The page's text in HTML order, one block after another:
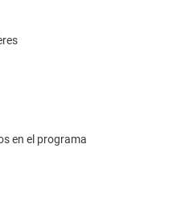
en el programa